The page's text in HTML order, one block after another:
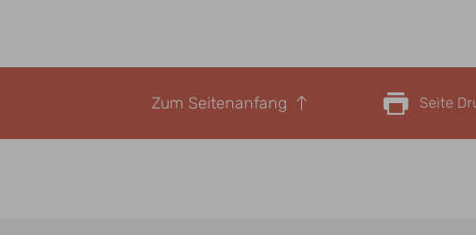
Zum Seitenanfang Seite